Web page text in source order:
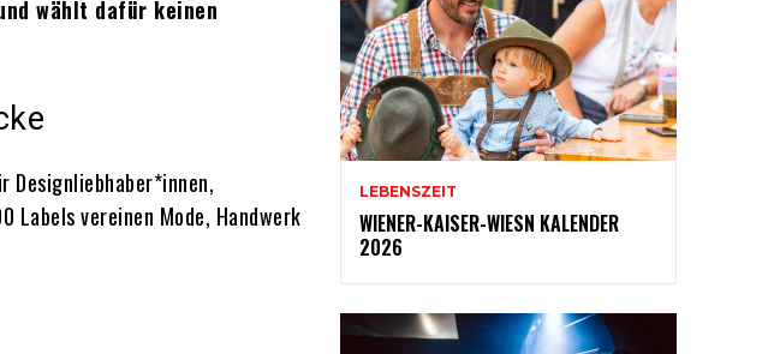
wählt dafür keinen
Labels vereinen Mode, Handwerk
LEBENSZEIT
WIENER-KAISER-WIESN KALENDER
2026